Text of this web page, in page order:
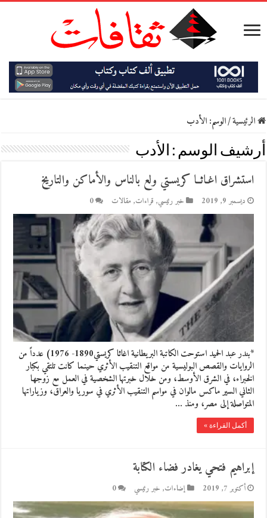
الرئيسية/الوسم:الأدب
أرشيف الوسم : الأدب
استشراق اغـاثــا كريسـتي ولع بالناس والأماكن والتاريخ
ديسمبر 9, 2019 خبر رئيسي, قراءات, مقالات 0
*بندر عبد الحميد استوحت الكاتبة البريطانية اغاثا كريستي1890- 1976) عدداً من
الروايات والقصص البوليسية من مواقع التنقيب الأثري حينما كانت تلتقي بكبار
الخبراء، في الشرق الأوسط، ومن خلال خبرتها الشخصية في العمل مع زوجها
الثاني السير ماكس مالوان في مواسم التنقيب الأثري في سوريا والعراق، وزياراتها
المتواصلة إلى مصر، ومنذ …
أكمل القراءة »
إبراهيم فتحي يغادر فضاء الكتابة
أكتوبر 7, 2019 إضاءات, خبر رئيسي 0